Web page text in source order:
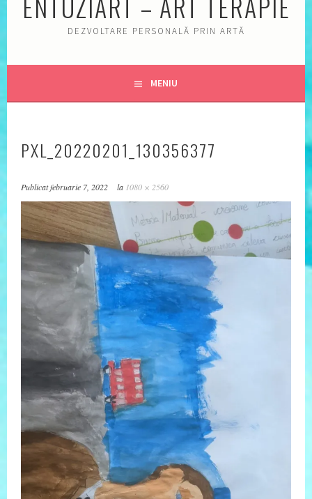
DEZVOLTARE PERSONALĂ PRIN ARTĂ
MENIU
PXL_20220201_130356377
Publicatfebruarie 7, 2022 la 1080 × 2560